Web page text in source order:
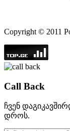
Copyright © 2011
Call Back
ჩვენ
დროს.